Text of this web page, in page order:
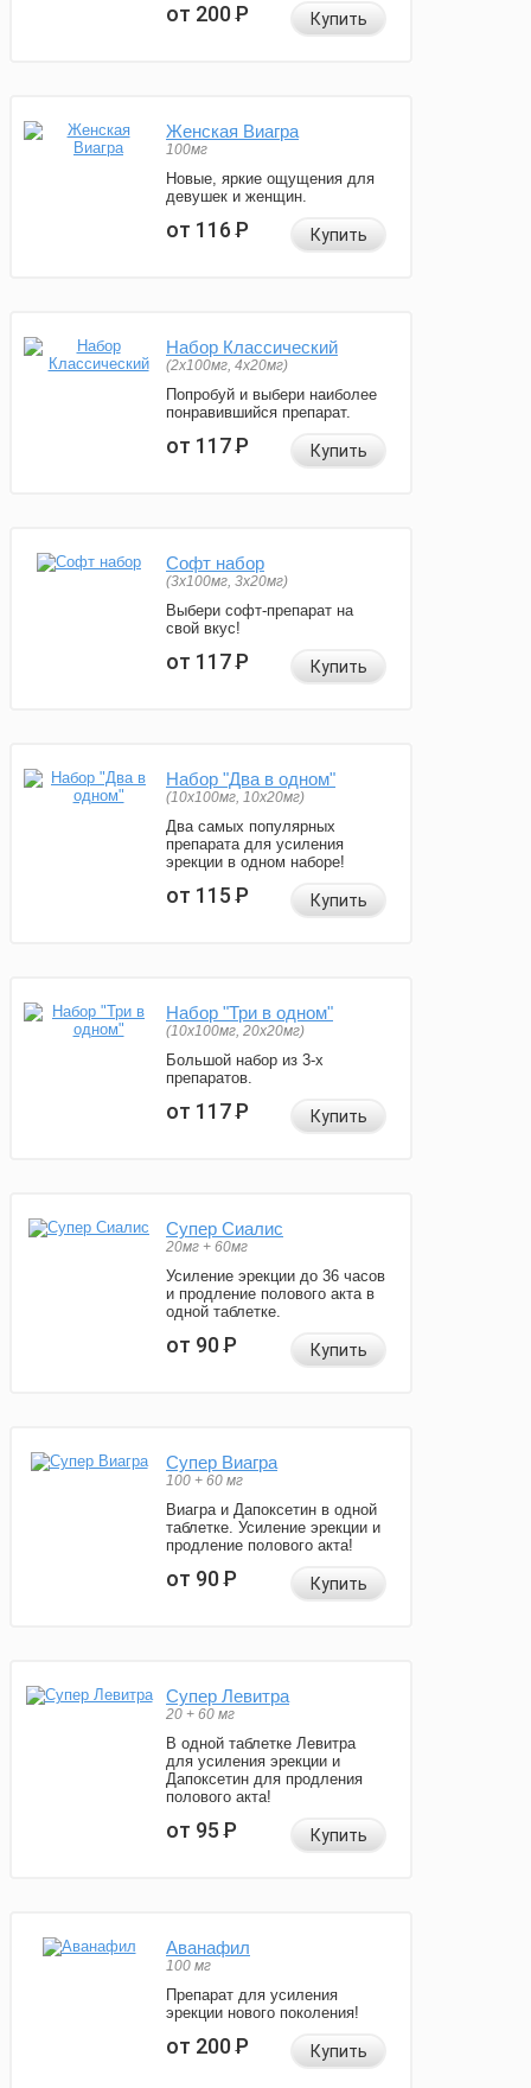
от 200Р Купить
Женская Виагра
100мг
Новые, яркие ощущения для
девушек и женщин.
от 116Р Купить
Набор Классический
(2x100мг, 4x20мг)
Попробуй и выбери наиболее
понравившийся препарат.
от 117Р Купить
Софт набор
(3x100мг, 3x20мг)
Выбери софт-препарат на
свой вкус!
от 117Р Купить
Набор "Два в одном"
(10x100мг, 10x20мг)
Два самых популярных
препарата для усиления
эрекции в одном наборе!
от 115Р Купить
Набор "Три в одном"
(10x100мг, 20x20мг)
Большой набор из 3-х
препаратов.
от 117Р Купить
Супер Сиалис
20мг + 60мг
Усиление эрекции до 36 часов
и продление полового акта в
одной таблетке.
от 90Р Купить
Супер Виагра
100 + 60 мг
Виагра и Дапоксетин в одной
таблетке. Усиление эрекции и
продление полового акта!
от 90Р Купить
Супер Левитра
20 + 60 мг
В одной таблетке Левитра
для усиления эрекции и
Дапоксетин для продления
полового акта!
от 95Р Купить
Аванафил
100 мг
Препарат для усиления
эрекции нового поколения!
от 200Р Купить